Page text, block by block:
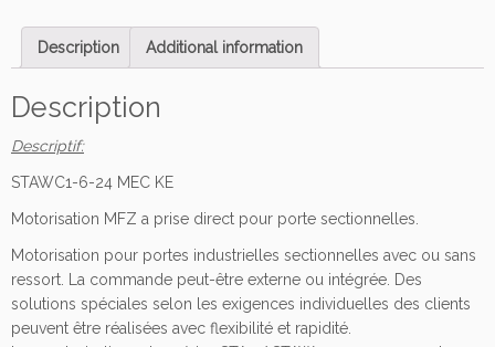
r
p
o
r
s
o
Description Additional information
Description
Descriptif:
STAWC1-6-24 MEC KE
Motorisation MFZ a prise direct pour porte sectionnelles.
Motorisation pour portes industrielles sectionnelles avec ou sans
ressort. La commande peut-être externe ou intégrée. Des
solutions spéciales selon les exigences individuelles des clients
peuvent être réalisées avec flexibilité et rapidité.